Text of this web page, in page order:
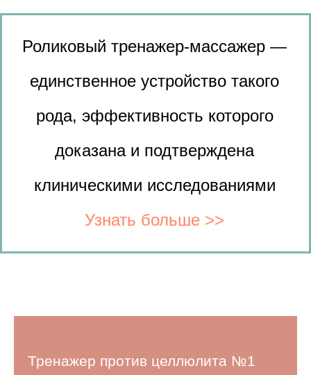
Роликовый тренажер-массажер —
единственное устройство такого
рода, эффективность которого
доказана и подтверждена
клиническими исследованиями
Узнать больше >>
Тренажер против целлюлита №1